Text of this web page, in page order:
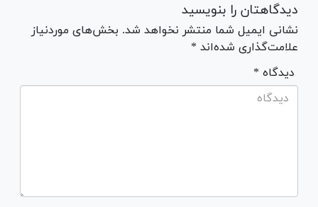
دیدگاهتان را بنویسید
نشانی ایمیل شما منتشر نخواهد شد. بخش‌های موردنیاز
علامت‌گذاری شده‌اند *
* دیدگاه